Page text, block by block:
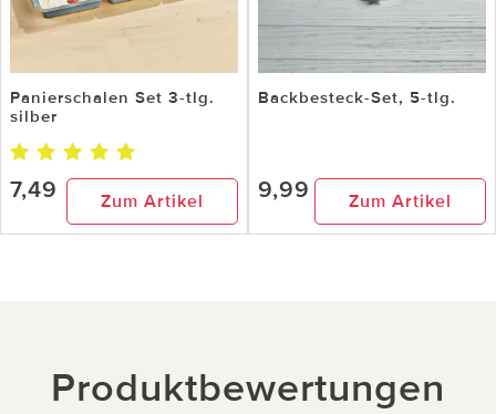
Panierschalen Set 3-tlg.
silber
7,49 Zum Artikel
Backbesteck-Set, 5-tlg.
9,99 Zum Artikel
Produktbewertungen